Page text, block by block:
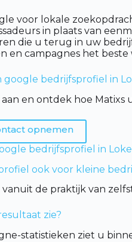
voor lokale
in plaats van
die u terug in uw
en campagnes het
bedrijfsprofiel in
en ontdek hoe
opnemen
bedrijfsprofiel in
ook voor kleine
de praktijk van
zie?
statistieken ziet u